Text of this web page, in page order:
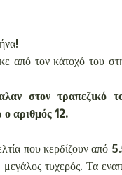
από τον κάτοχό του
στον τραπεζικό
αριθμός 12.
που κερδίζουν από
τυχερός. Τα